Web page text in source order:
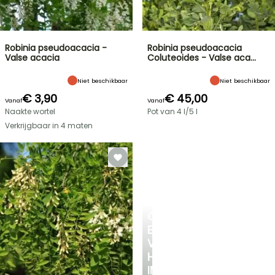
EEN
VERKOELEND
HOEKJE
IN
Robinia pseudoacacia -
Valse acacia
Niet beschikbaar
Vanaf€ 3,90
Naakte wortel
Verkrijgbaar in 4 maten
Robinia pseudoacacia
Coluteoides - Valse aca…
Niet beschikbaar
Vanaf€ 45,00
Pot van 4 l/5 l